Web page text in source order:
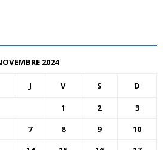
2024
J V S D
1 2
3
7 8 9
10